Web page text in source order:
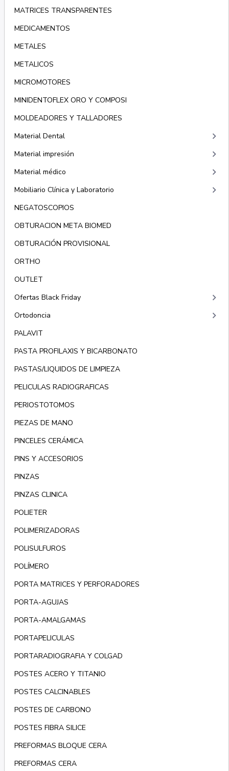
MATRICES TRANSPARENTES
MEDICAMENTOS
METALES
METALICOS
MICROMOTORES
MINIDENTOFLEX ORO Y COMPOSI
MOLDEADORES Y TALLADORES
Material Dental
keyboard_arrow_right
Material impresión keyboard_arrow_right
Material médico keyboard_arrow_right
Mobiliario Clínica y Laboratorio keyboard_arrow_right
NEGATOSCOPIOS
OBTURACION META BIOMED
OBTURACIÓN PROVISIONAL
ORTHO
OUTLET
Ofertas Black Friday
keyboard_arrow_right
Ortodoncia keyboard_arrow_right
PALAVIT
PASTA PROFILAXIS Y BICARBONATO
PASTAS/LIQUIDOS DE LIMPIEZA
PELICULAS RADIOGRAFICAS
PERIOSTOTOMOS
PIEZAS DE MANO
PINCELES CERÁMICA
PINS Y ACCESORIOS
PINZAS
PINZAS CLINICA
POLIETER
POLIMERIZADORAS
POLISULFUROS
POLÍMERO
PORTA MATRICES Y PERFORADORES
PORTA-AGUJAS
PORTA-AMALGAMAS
PORTAPELICULAS
PORTARADIOGRAFIA Y COLGAD
POSTES ACERO Y TITANIO
POSTES CALCINABLES
POSTES DE CARBONO
POSTES FIBRA SILICE
PREFORMAS BLOQUE CERA
PREFORMAS CERA